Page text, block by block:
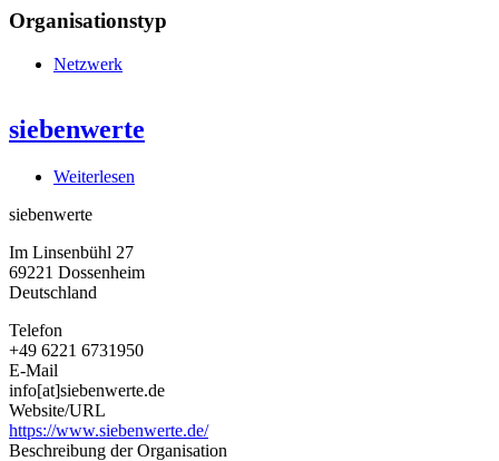
Organisationstyp
Netzwerk
siebenwerte
Weiterlesen
siebenwerte
Im Linsenbühl 27
69221 Dossenheim
Deutschland
Telefon
+49 6221 6731950
E-Mail
info[at]siebenwerte.de
Website/URL
https://www.siebenwerte.de/
Beschreibung der Organisation